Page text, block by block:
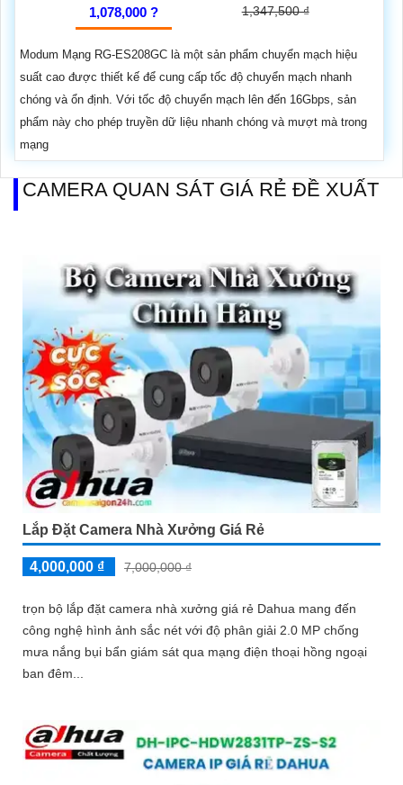
1,078,000 ? 1,347,500 ₫
Modum Mạng RG-ES208GC là một sản phẩm chuyển mạch hiệu
suất cao được thiết kế để cung cấp tốc độ chuyển mạch nhanh
chóng và ổn định. Với tốc độ chuyển mạch lên đến 16Gbps, sản
phẩm này cho phép truyền dữ liệu nhanh chóng và mượt mà trong
mạng
CAMERA QUAN SÁT GIÁ RẺ ĐỀ XUẤT
Lắp Đặt Camera Nhà Xưởng Giá Rẻ
4,000,000 ₫ 7,000,000 ₫
trọn bộ lắp đặt camera nhà xưởng giá rẻ Dahua mang đến
công nghệ hình ảnh sắc nét với độ phân giải 2.0 MP chống
mưa nắng bụi bẩn giám sát qua mạng điện thoại hồng ngoại
ban đêm...